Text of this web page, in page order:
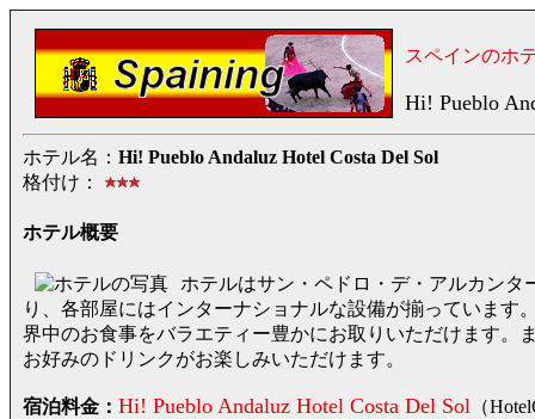
スペインのホ
Hi! Pueblo
ホテル名： Hi! Pueblo Andaluz Hotel Costa Del Sol
格付け：
ホテル概要
ホテルはサン・ペドロ・デ・アルカンタ
り、各部屋にはインターナショナルな設備が揃っています
界中のお食事をバラエティー豊かにお取りいただけます。
お好みのドリンクがお楽しみいただけます。
宿泊料金： Hi! Pueblo Andaluz Hotel Costa Del Sol （